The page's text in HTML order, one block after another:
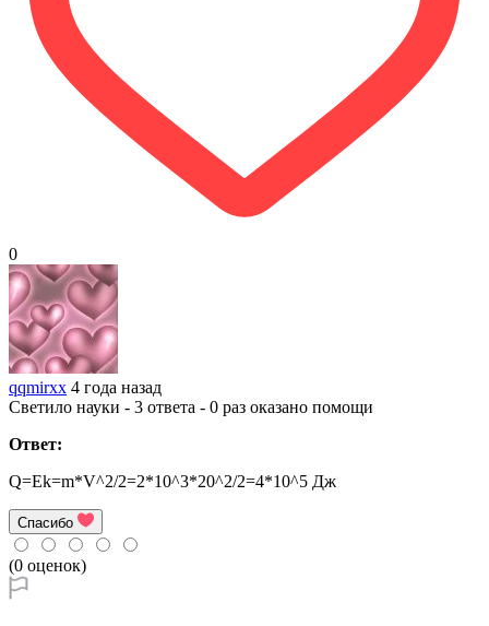
0
qqmirxx 4 года назад
Светило науки - 3 ответа - 0 раз оказано помощи
Ответ:
Q=Ek=m*V^2/2=2*10^3*20^2/2=4*10^5 Дж
Спасибо
(0 оценок)